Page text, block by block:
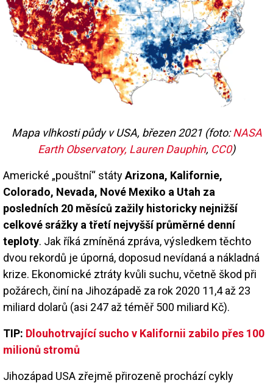
Mapa vlhkosti půdy v USA, březen 2021 (foto:NASA
Earth Observatory, Lauren Dauphin, CC0)
Americké „pouštní“ státyArizona, Kalifornie,
Colorado, Nevada, Nové Mexiko a Utah za
posledních 20 měsíců zažily historicky nejnižší
celkové srážky a třetí nejvyšší průměrné denní
teploty. Jak říká zmíněná zpráva, výsledkem těchto
dvou rekordů je úporná, doposud nevídaná a nákladná
krize. Ekonomické ztráty kvůli suchu, včetně škod při
požárech, činí na Jihozápadě za rok 2020 11,4 až 23
miliard dolarů (asi 247 až téměř 500 miliard Kč).
TIP: Dlouhotrvající sucho v Kalifornii zabilo přes 100
milionů stromů
Jihozápad USA zřejmě přirozeně prochází cykly